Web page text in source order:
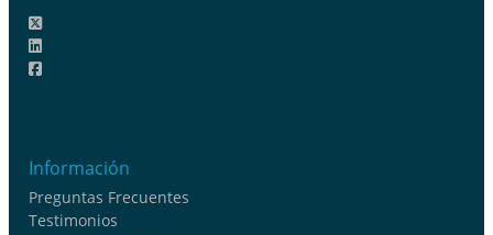
Información
Preguntas Frecuentes
Testimonios